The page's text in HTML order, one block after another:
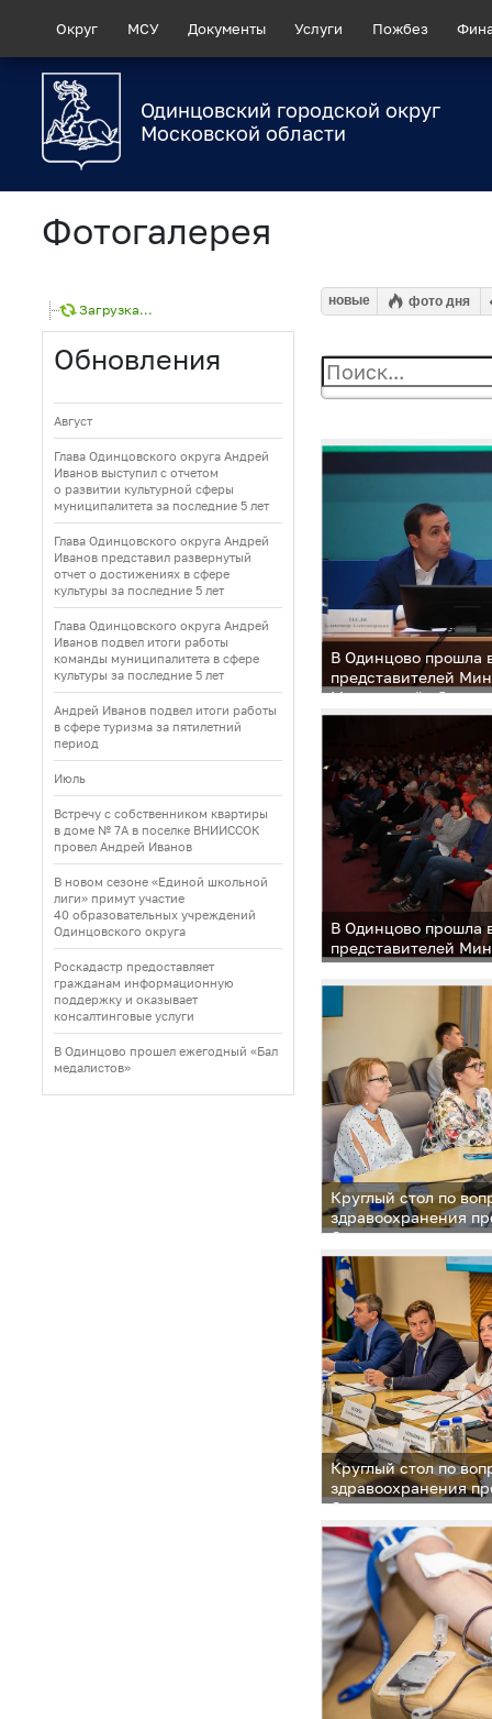
Округ МСУ Документы Услуги Пожбез
Одинцовский городской округ
Московской области
Фотогалерея
Загрузка...
Обновления
Август
Глава Одинцовского округа Андрей
Иванов выступил с отчетом
о развитии культурной сферы
муниципалитета за последние 5 лет
Глава Одинцовского округа Андрей
Иванов представил развернутый
отчет о достижениях в сфере
культуры за последние 5 лет
Глава Одинцовского округа Андрей
Иванов подвел итоги работы
команды муниципалитета в сфере
культуры за последние 5 лет
Андрей Иванов подвел итоги работы
в сфере туризма за пятилетний
период
Июль
Встречу с собственником квартиры
в доме № 7А в поселке ВНИИССОК
провел Андрей Иванов
В новом сезоне «Единой школьной
лиги» примут участие
40 образовательных учреждений
Одинцовского округа
Роскадастр предоставляет
гражданам информационную
поддержку и оказывает
консалтинговые услуги
В Одинцово прошел ежегодный «Бал
медалистов»
новые фото дня
В Одинцово прошла
представителей
Московской
и ДНТ
В Одинцово прошла
представителей
Московской
и ДНТ
Круглый стол по
здравоохранения
Одинцовского
Круглый стол по
здравоохранения
Одинцовского